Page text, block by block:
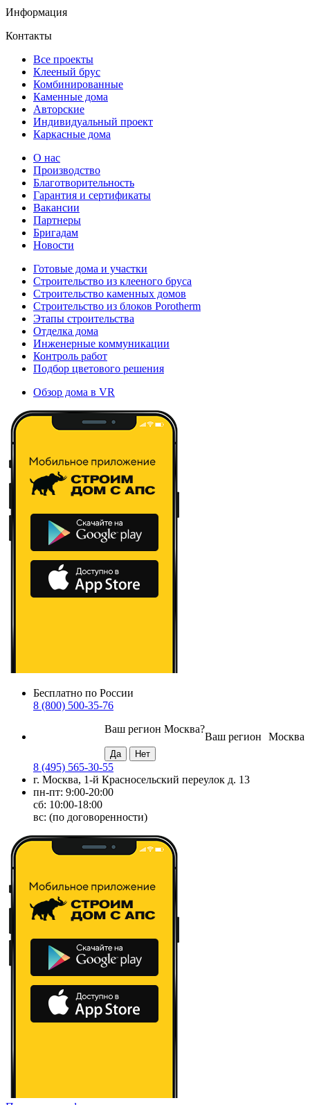
Информация
Контакты
Все проекты
Клееный брус
Комбинированные
Каменные дома
Авторские
Индивидуальный проект
Каркасные дома
О нас
Производство
Благотворительность
Гарантия и сертификаты
Вакансии
Партнеры
Бригадам
Новости
Готовые дома и участки
Строительство из клееного бруса
Строительство каменных домов
Строительство из блоков Porotherm
Этапы строительства
Отделка дома
Инженерные коммуникации
Контроль работ
Подбор цветового решения
Обзор дома в VR
Бесплатно по России
8 (800) 500-35-76
Москва
Ваш регион
Ваш регион Москва?
8 (495) 565-30-55
г. Москва, 1-й Красносельский переулок д. 13
пн-пт: 9:00-20:00
сб: 10:00-18:00
вс: (по договоренности)